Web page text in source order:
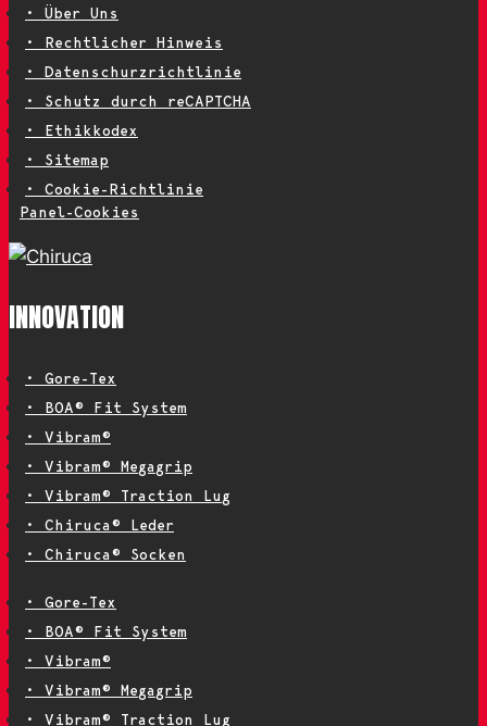
• Über Uns
• Rechtlicher Hinweis
• Datenschurzrichtlinie
• Schutz durch reCAPTCHA
• Ethikkodex
• Sitemap
• Cookie-Richtlinie
Panel-Cookies
INNOVATION
• Gore-Tex
• BOA® Fit System
• Vibram®
• Vibram® Megagrip
• Vibram® Traction Lug
• Chiruca® Leder
• Chiruca® Socken
• Gore-Tex
• BOA® Fit System
• Vibram®
• Vibram® Megagrip
• Vibram® Traction Lug